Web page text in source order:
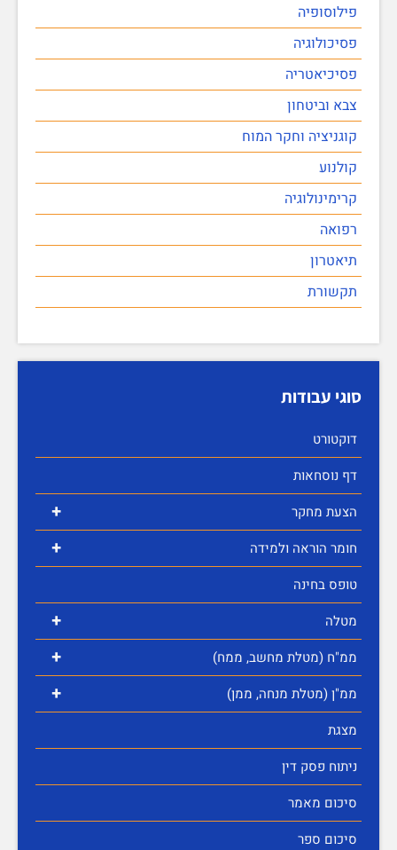
פילוסופיה
פסיכולוגיה
פסיכיאטריה
צבא וביטחון
קוגניציה וחקר המוח
קולנוע
קרימינולוגיה
רפואה
תיאטרון
תקשורת
סוגי עבודות
דוקטורט
דף נוסחאות
+ הצעת מחקר
+
חומר הוראה ולמידה
טופס בחינה
+ מטלה
+ ממ"ח (מטלת מחשב, ממח)
+
ממ"ן (מטלת מנחה, ממן)
מצגת
ניתוח פסק דין
סיכום מאמר
סיכום ספר